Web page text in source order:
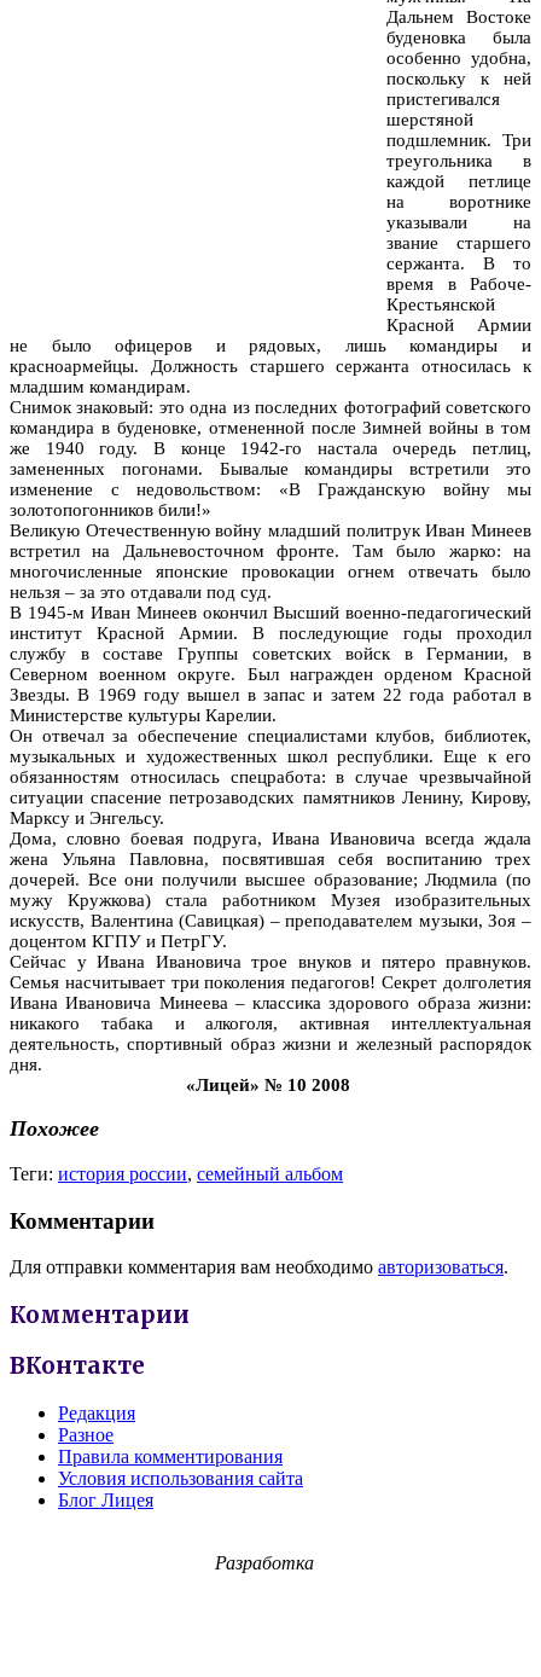
Дальнем Востоке
буденовка была
особенно удобна,
поскольку к ней
пристегивался
шерстяной
подшлемник. Три
треугольника в
каждой петлице
на воротнике
указывали на
звание старшего
сержанта. В то
время в Рабоче-
Крестьянской
Красной Армии
не было офицеров и рядовых, лишь командиры и
красноармейцы. Должность старшего сержанта относилась к
младшим командирам.
Снимок знаковый: это одна из последних фотографий советского
командира в буденовке, отмененной после Зимней войны в том
же 1940 году. В конце 1942-го настала очередь петлиц,
замененных погонами. Бывалые командиры встретили это
изменение с недовольством: «В Гражданскую войну мы
золотопогонников били!»
Великую Отечественную войну младший политрук Иван Минеев
встретил на Дальневосточном фронте. Там было жарко: на
многочисленные японские провокации огнем отвечать было
нельзя – за это отдавали под суд.
В 1945-м Иван Минеев окончил Высший военно-педагогический
институт Красной Армии. В последующие годы проходил
службу в составе Группы советских войск в Германии, в
Северном военном округе. Был награжден орденом Красной
Звезды. В 1969 году вышел в запас и затем 22 года работал в
Министерстве культуры Карелии.
Он отвечал за обеспечение специалистами клубов, библиотек,
музыкальных и художественных школ республики. Еще к его
обязанностям относилась спецработа: в случае чрезвычайной
ситуации спасение петрозаводских памятников Ленину, Кирову,
Марксу и Энгельсу.
Дома, словно боевая подруга, Ивана Ивановича всегда ждала
жена Ульяна Павловна, посвятившая себя воспитанию трех
дочерей. Все они получили высшее образование; Людмила (по
мужу Кружкова) стала работником Музея изобразительных
искусств, Валентина (Савицкая) – преподавателем музыки, Зоя –
доцентом КГПУ и ПетрГУ.
Сейчас у Ивана Ивановича трое внуков и пятеро правнуков.
Семья насчитывает три поколения педагогов! Секрет долголетия
Ивана Ивановича Минеева – классика здорового образа жизни:
никакого табака и алкоголя, активная интеллектуальная
деятельность, спортивный образ жизни и железный распорядок
дня.
«Лицей» № 10 2008
Похожее
Теги: история россии, семейный альбом
Комментарии
Для отправки комментария вам необходимо авторизоваться.
Комментарии
ВКонтакте
Редакция
Разное
Правила комментирования
Условия использования сайта
Блог Лицея
Разработка